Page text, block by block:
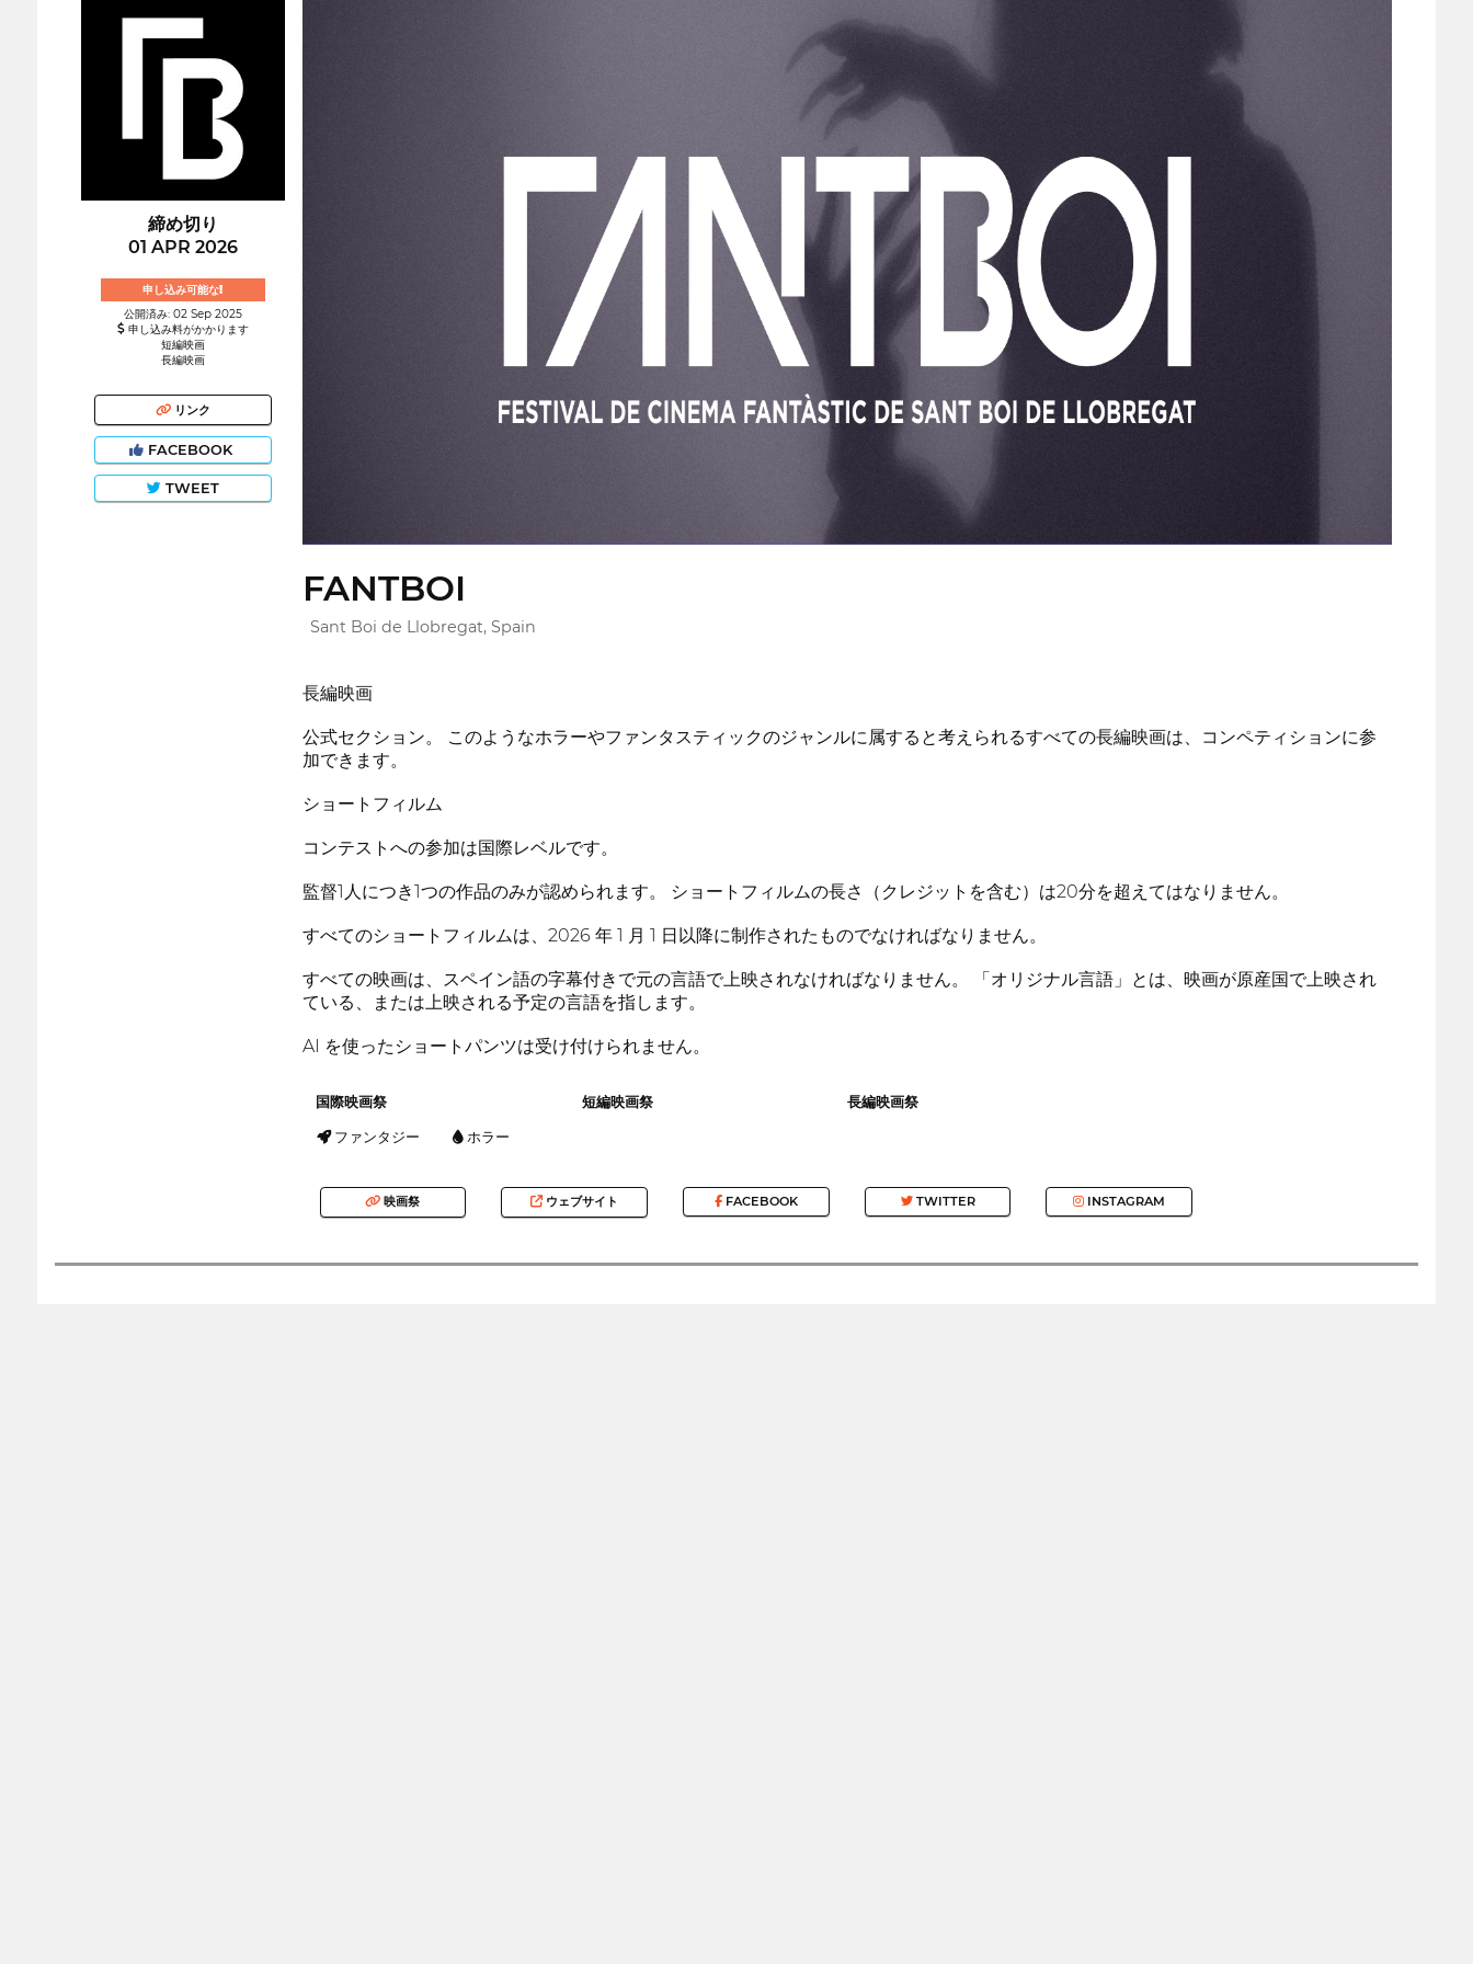
締め切り
01 APR 2026
申し込み可能な!
公開済み: 02 Sep 2025
申し込み料がかかります
短編映画
長編映画
リンク
FACEBOOK
TWEET
FANTBOI
Sant Boi de Llobregat, Spain
長編映画
公式セクション。 このようなホラーやファンタスティックのジャンルに属すると考えられるすべての長編映画は、コンペティションに参
加できます。
ショートフィルム
コンテストへの参加は国際レベルです。
監督1人につき1つの作品のみが認められます。 ショートフィルムの長さ（クレジットを含む）は20分を超えてはなりません。
すべてのショートフィルムは、2026 年 1 月 1 日以降に制作されたものでなければなりません。
すべての映画は、スペイン語の字幕付きで元の言語で上映されなければなりません。 「オリジナル言語」とは、映画が原産国で上映され
ている、または上映される予定の言語を指します。
AI を使ったショートパンツは受け付けられません。
国際映画祭 短編映画祭 長編映画祭
ファンタジー ホラー
映画祭 ウェブサイト FACEBOOK TWITTER INSTAGRAM